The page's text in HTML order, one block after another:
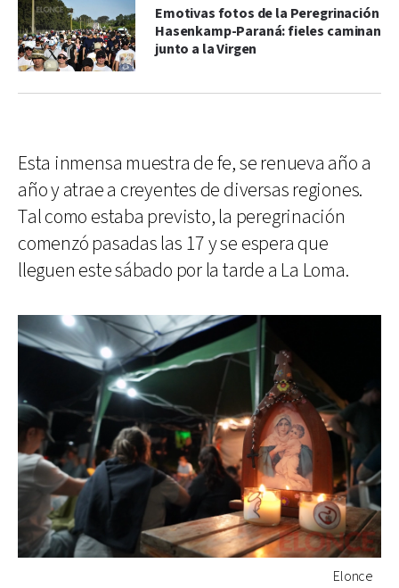
Emotivas fotos de la Peregrinación
Hasenkamp-Paraná: fieles caminan
junto a la Virgen
Esta inmensa muestra de fe, se renueva año a
año y atrae a creyentes de diversas regiones.
Tal como estaba previsto, la peregrinación
comenzó pasadas las 17 y se espera que
lleguen este sábado por la tarde a La Loma.
Elonce